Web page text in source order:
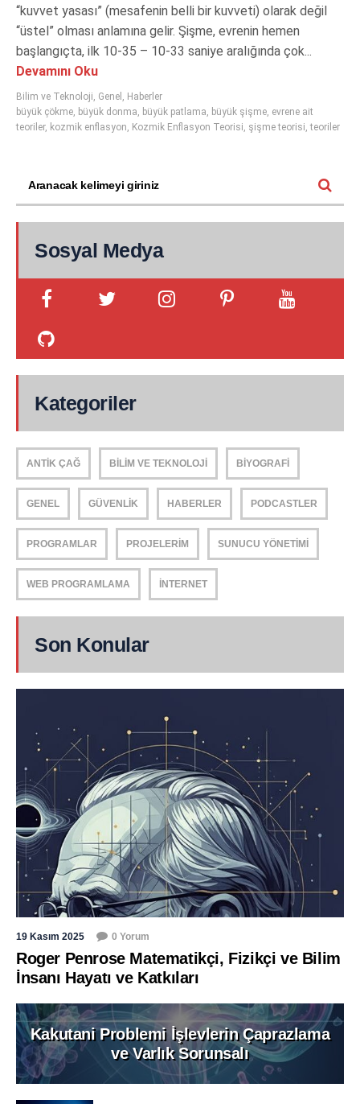
“kuvvet yasası” (mesafenin belli bir kuvveti) olarak değil
“üstel” olması anlamına gelir. Şişme, evrenin hemen
başlangıçta, ilk 10-35 – 10-33 saniye aralığında çok...
Devamını Oku
Bilim ve Teknoloji, Genel , Haberler
büyük çökme, büyük donma, büyük patlama, büyük şişme, evrene ait
teoriler, kozmik enflasyon, Kozmik Enflasyon Teorisi, şişme teorisi,teoriler
Sosyal Medya
Kategoriler
ANTIK ÇAĞ BILIM VE TEKNOLOJI BIYOGRAFI
GENEL GÜVENLIK HABERLER PODCASTLER
PROGRAMLAR PROJELERIM SUNUCU YÖNETIMI
WEB PROGRAMLAMA İNTERNET
Son Konular
19 Kasım 2025 0 Yorum
Roger Penrose Matematikçi, Fizikçi ve Bilim
İnsanı Hayatı ve Katkıları
Kakutani Problemi İşlevlerin Çaprazlama
ve Varlık Sorunsalı